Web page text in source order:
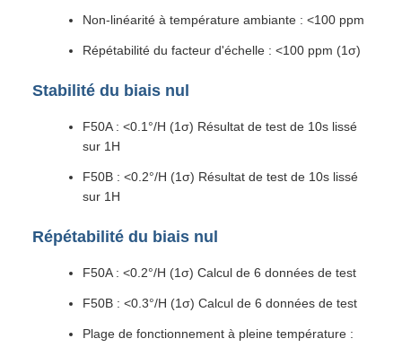
Non-linéarité à température ambiante : <100 ppm
Répétabilité du facteur d'échelle : <100 ppm (1σ)
Stabilité du biais nul
F50A : <0.1°/H (1σ) Résultat de test de 10s lissé
sur 1H
F50B : <0.2°/H (1σ) Résultat de test de 10s lissé
sur 1H
Répétabilité du biais nul
F50A : <0.2°/H (1σ) Calcul de 6 données de test
F50B : <0.3°/H (1σ) Calcul de 6 données de test
Plage de fonctionnement à pleine température :